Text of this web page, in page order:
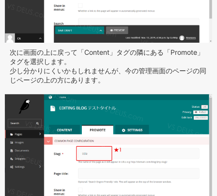
次に画面の上に戻って「Content」タグの隣にある「Promote」
タグを選択します。
少し分かりにくいかもしれませんが、今の管理画面のページの同
じページの上の方にあります。